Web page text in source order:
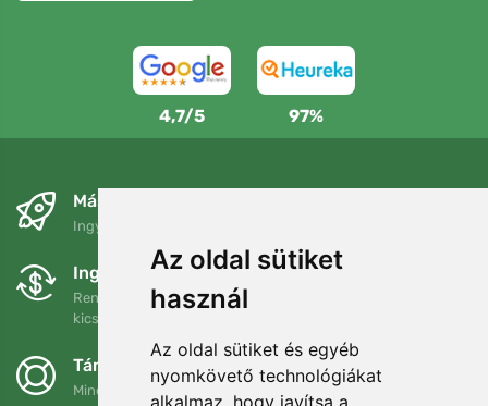
Az oldal sütiket
használ
Az oldal sütiket és egyéb
nyomkövető technológiákat
alkalmaz, hogy javítsa a
4,7/5 97%
Másnapra és ingyenesen
Ingyenes szállítás a következő összeg felett: 80 EUR
Ingyenes csere és visszaküldés
Rendelését 90 napon belül bármikor visszaküldheti vagy
kicserélheti.
Támogatjuk a Trees.org-ot
Minden megrendelésért ültetünk egy fát! Bővebben